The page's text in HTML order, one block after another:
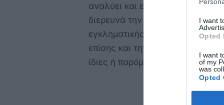
I want
Opted
I want
of my
was
Opted
αναλύει και επεξεργάζεται εις
διερευνά την ενδεχόμενη
εγκληματικής οργάνωσης και
επίσης και την συνεργασία
ίδιες ή παρόμοιες